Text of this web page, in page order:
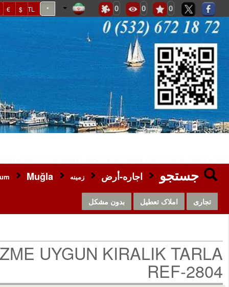
0
0
0
*
TL
$
€
جستجو اجاره-أرض زمینه Muğla
تجاری املاک تعطیل بدون مشکل
UYGUN KIRALIK TARLA
REF-2804